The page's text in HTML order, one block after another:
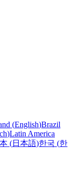
(English)Brazil
)Latin America
(日本語)한국 (한